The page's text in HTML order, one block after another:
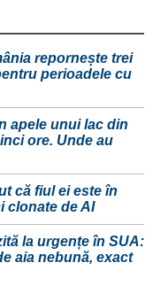
repornește trei
perioadele cu
apele unui lac din
ore. Unde au
că fiul ei este în
clonate de AI
la urgențe în SUA:
aia nebună, exact